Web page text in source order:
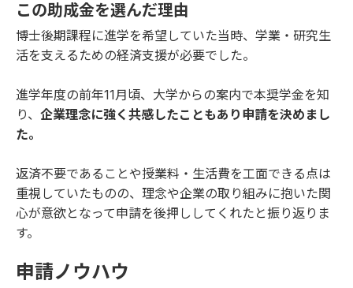
この助成金を選んだ理由
博士後期課程に進学を希望していた当時、学業・研究生
活を支えるための経済支援が必要でした。
進学年度の前年11月頃、大学からの案内で本奨学金を知
り、 企業理念に強く共感したこともあり申請を決めまし
た。
返済不要であることや授業料・生活費を工面できる点は
重視していたものの、理念や企業の取り組みに抱いた関
心が意欲となって申請を後押ししてくれたと振り返りま
す。
申請ノウハウ